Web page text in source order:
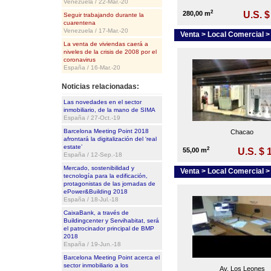
Venezuela / 22-Mar.-20
Seguir trabajando durante la
cuarentena
Venezuela / 17-Mar.-20
La venta de viviendas caerá a
niveles de la crisis de 2008 por el
coronavirus
España / 16-Mar.-20
Noticias relacionadas:
Las novedades en el sector
inmobiliario, de la mano de SIMA
España / 27-Oct.-19
Barcelona Meeting Point 2018
afrontará la digitalización del ‘real
estate’
España / 12-Sep.-18
Mercado, sostenibilidad y
tecnología para la edificación,
protagonistas de las jornadas de
ePower&Building 2018
España / 18-Jul.-18
CaixaBank, a través de
Buildingcenter y Servihabitat, será
el patrocinador principal de BMP
2018
España / 19-Jun.-18
Barcelona Meeting Point acerca el
sector inmobiliario a los
280,00 m2 U.S.
Venta > Local Comercial
Chacao
55,00 m2 U.S. $
Venta > Local Comercial
Av. Los Leones